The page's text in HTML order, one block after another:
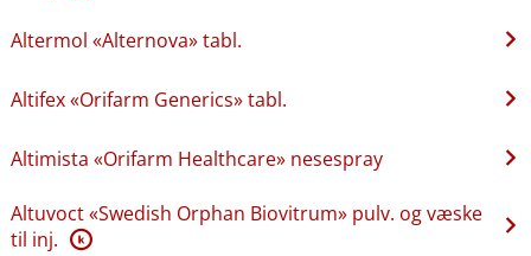
Altermol «Alternova» tabl.
Altifex «Orifarm Generics» tabl.
Altimista «Orifarm Healthcare» nesespray
Altuvoct «Swedish Orphan Biovitrum» pulv. og væske
til inj. K